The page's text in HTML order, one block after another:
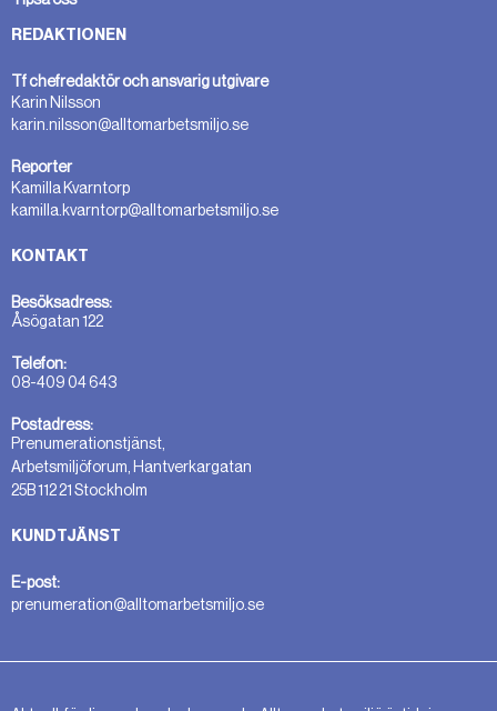
REDAKTIONEN
Tf chefredaktör och ansvarig utgivare
Karin Nilsson
karin.nilsson@alltomarbetsmiljo.se
Reporter
Kamilla Kvarntorp
kamilla.kvarntorp@alltomarbetsmiljo.se
KONTAKT
Besöksadress:
Åsögatan 122
Telefon:
08-409 04 643
Postadress:
Prenumerationstjänst,
Arbetsmiljöforum, Hantverkargatan
25B 112 21 Stockholm
KUNDTJÄNST
E-post:
prenumeration@alltomarbetsmiljo.se